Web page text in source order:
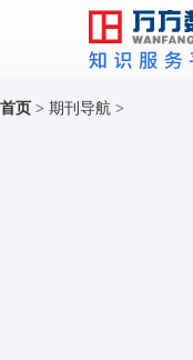
首页 > 期刊导航 >